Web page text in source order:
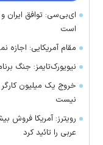
است
مقام آمریکایی: اجازه
نیویورک‌تایمز: جنگ
نیست
عربی را تائید کرد